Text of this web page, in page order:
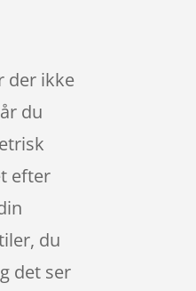
der ikke
du
efter
du
det ser